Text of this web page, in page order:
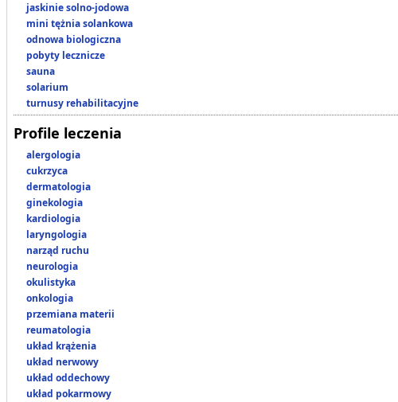
jaskinie solno-jodowa
mini tężnia solankowa
odnowa biologiczna
pobyty lecznicze
sauna
solarium
turnusy rehabilitacyjne
Profile leczenia
alergologia
cukrzyca
dermatologia
ginekologia
kardiologia
laryngologia
narząd ruchu
neurologia
okulistyka
onkologia
przemiana materii
reumatologia
układ krążenia
układ nerwowy
układ oddechowy
układ pokarmowy